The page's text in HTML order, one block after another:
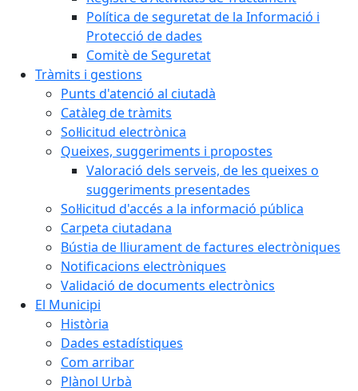
Política de seguretat de la Informació i
Protecció de dades
Comitè de Seguretat
Tràmits i gestions
Punts d'atenció al ciutadà
Catàleg de tràmits
Sol·licitud electrònica
Queixes, suggeriments i propostes
Valoració dels serveis, de les queixes o
suggeriments presentades
Sol·licitud d'accés a la informació pública
Carpeta ciutadana
Bústia de lliurament de factures electròniques
Notificacions electròniques
Validació de documents electrònics
El Municipi
Història
Dades estadístiques
Com arribar
Plànol Urbà